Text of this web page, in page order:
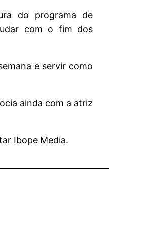
do programa de
com o fim dos
e servir como
ainda com a atriz
Ibope Media.